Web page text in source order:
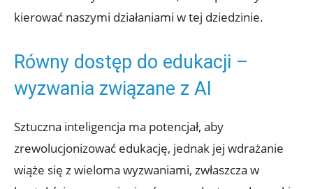
kierować naszymi działaniami w tej dziedzinie.
Równy dostęp do edukacji –
wyzwania związane z AI
Sztuczna inteligencja ma potencjał, aby
zrewolucjonizować edukację, jednak jej wdrażanie
wiąże się z wieloma wyzwaniami, zwłaszcza w